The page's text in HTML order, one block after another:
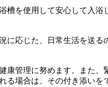
槽を使用して安心して入浴
に応じた、日常生活を送
康管理に努めます。また
る場合は、その付き添いを